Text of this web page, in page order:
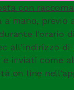
con
a mano,
l’orario
all’indirizzo
e inviati come
on line